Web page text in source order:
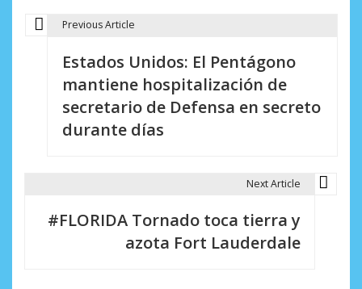
N
Previous Article
Estados Unidos: El Pentágono
mantiene hospitalización de
secretario de Defensa en secreto
durante días
Next Article
#FLORIDA Tornado toca tierra y
azota Fort Lauderdale